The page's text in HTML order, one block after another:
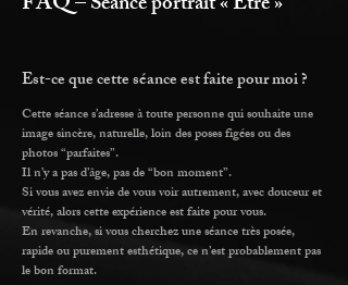
Est-ce que cette séance est faite pour moi ?
Cette séance s’adresse à toute personne qui souhaite une
image sincère, naturelle, loin des poses figées ou des
photos “parfaites”.
Il n’y a pas d’âge, pas de “bon moment”.
Si vous avez envie de vous voir autrement, avec douceur et
vérité, alors cette expérience est faite pour vous.
En revanche, si vous cherchez une séance très posée,
rapide ou purement esthétique, ce n’est probablement pas
le bon format.